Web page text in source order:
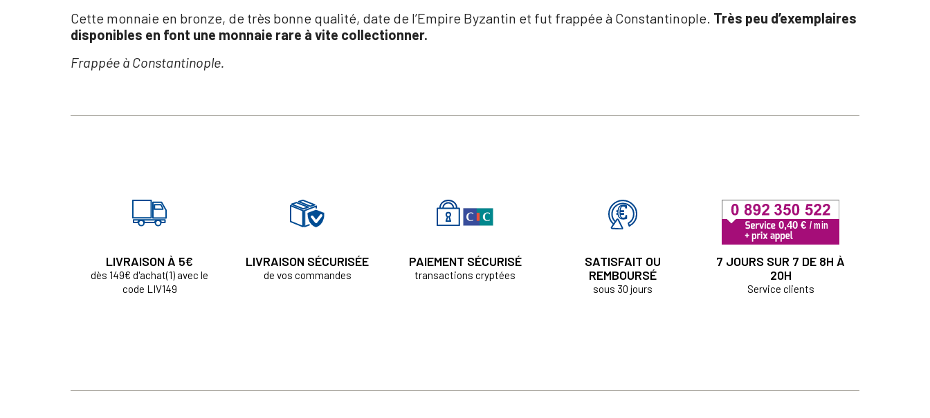
Cette monnaie en bronze, de très bonne qualité, date de l’Empire Byzantin et fut frappée à Constantinople. Très peu d’exemplaires
disponibles en font une monnaie rare à vite collectionner.
Frappée à Constantinople.
LIVRAISON À 5€
dès 149€ d'achat(1) avec le
code LIV149
LIVRAISON SÉCURISÉE
de vos commandes
PAIEMENT SÉCURISÉ
transactions cryptées
SATISFAIT OU
REMBOURSÉ
sous 30 jours
7 JOURS SUR 7 DE 8H À
20H
Service clients